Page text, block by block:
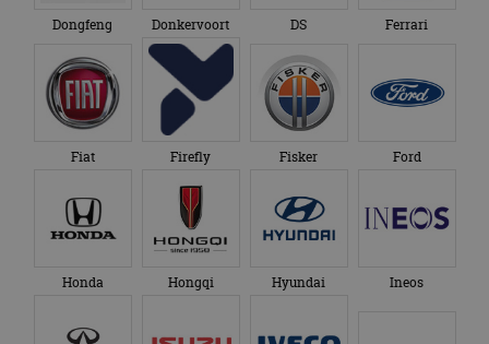
Dongfeng Donkervoort DS Ferrari
Fiat Firefly Fisker Ford
Honda Hongqi Hyundai Ineos